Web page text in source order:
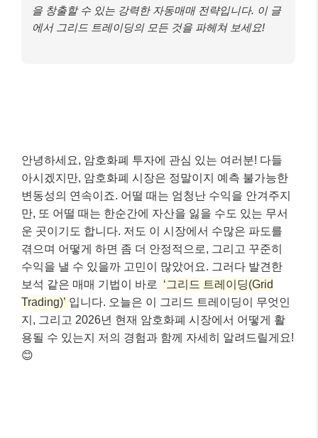
을 창출할 수 있는 강력한 자동매매 전략입니다. 이 글
에서 그리드 트레이딩의 모든 것을 파헤쳐 보세요!
안녕하세요, 암호화폐 투자에 관심 있는 여러분! 다들
아시겠지만, 암호화폐 시장은 정말이지 예측 불가능한
변동성의 연속이죠. 어떨 때는 엄청난 수익을 안겨주지
만, 또 어떨 때는 한순간에 자산을 잃을 수도 있는 무서
운 곳이기도 합니다. 저도 이 시장에서 수많은 파도를
겪으며 어떻게 하면 좀 더 안정적으로, 그리고 꾸준히
수익을 낼 수 있을까 고민이 많았어요. 그러다 발견한
보석 같은 매매 기법이 바로
‘그리드 트레이딩(Grid
Trading)’ 입니다. 오늘은 이 그리드 트레이딩이 무엇인
지, 그리고 2026년 현재 암호화폐 시장에서 어떻게 활
용될 수 있는지 저의 경험과 함께 자세히 알려드릴게요!
😊